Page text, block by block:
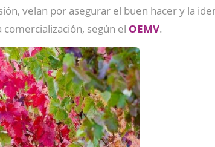
velan por asegurar el buen hacer y la
según el OEMV.